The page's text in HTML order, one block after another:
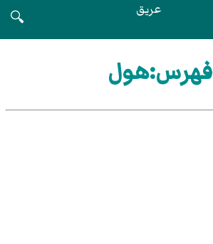
عريق
🔍
فهرس:هول